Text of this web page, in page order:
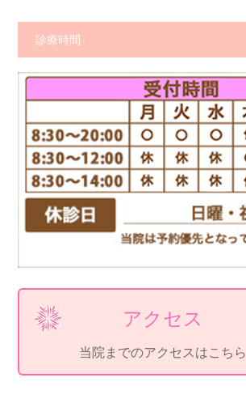
診療時間
アクセス
当院までのアクセスはこちら